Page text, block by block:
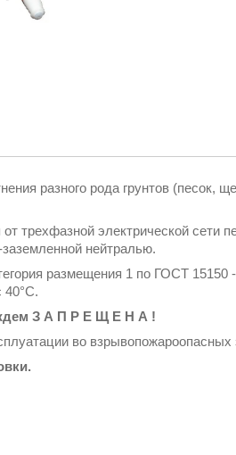
разного рода грунтов (песок,
трехфазной электрической сети
нейтралью.
размещения 1 по ГОСТ
40°С.
З А П Р Е Щ Е Н А !
во взрывопожароопасных